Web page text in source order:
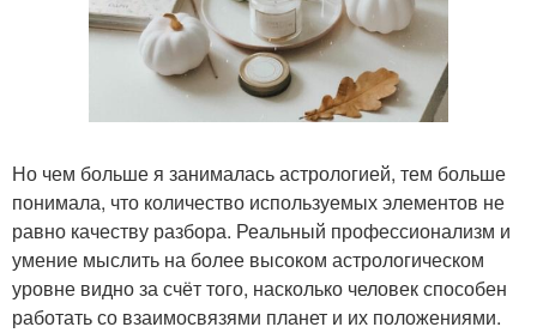
Но чем больше я занималась астрологией, тем больше
понимала, что количество используемых элементов не
равно качеству разбора. Реальный профессионализм и
умение мыслить на более высоком астрологическом
уровне видно за счёт того, насколько человек способен
работать со взаимосвязями планет и их положениями.